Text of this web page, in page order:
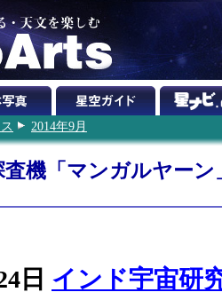
2014年9月
査機「マンガルヤー
日 インド宇宙研